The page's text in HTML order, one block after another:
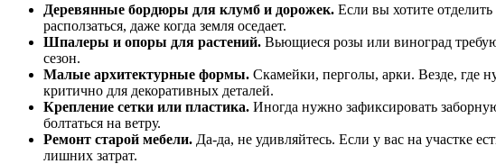
Деревянные бордюры для клумб и дорожек. Если вы хотите
расползаться, даже когда земля оседает.
Шпалеры и опоры для растений. Вьющиеся розы или виноград
сезон.
Малые архитектурные формы. Скамейки, перголы, арки. Везде, где
критично для декоративных деталей.
Крепление сетки или пластика. Иногда нужно зафиксировать
болтаться на ветру.
Ремонт старой мебели. Да-да, не удивляйтесь. Если у вас на участке
лишних затрат.